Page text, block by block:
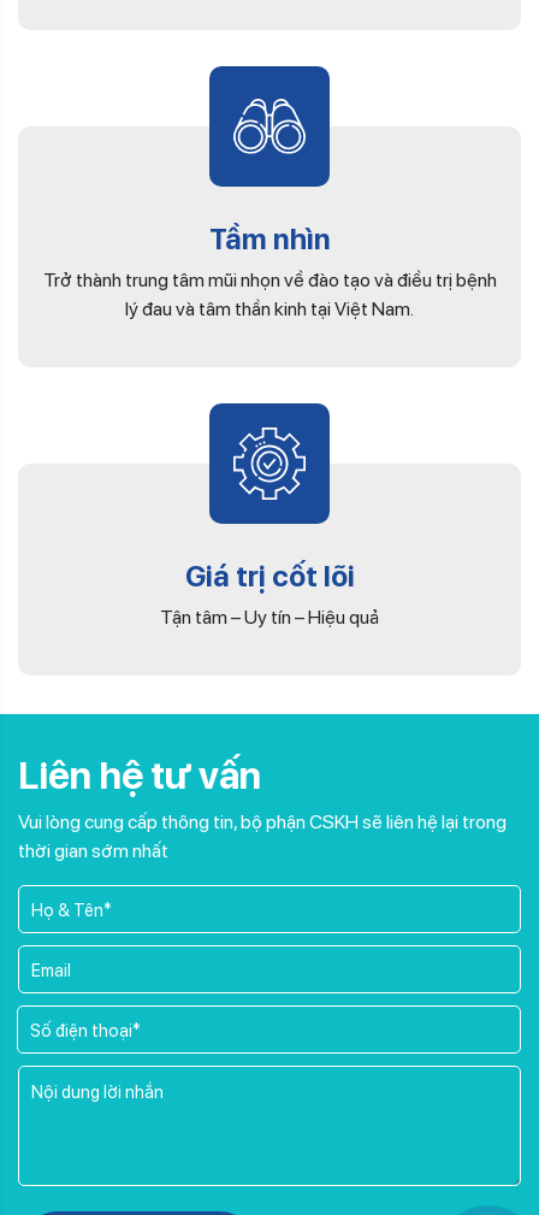
Tầm nhìn
Trở thành trung tâm mũi nhọn về đào tạo và điều trị bệnh
lý đau và tâm thần kinh tại Việt Nam.
Giá trị cốt lõi
Tận tâm – Uy tín – Hiệu quả
Liên hệ tư vấn
Vui lòng cung cấp thông tin, bộ phận CSKH sẽ liên hệ lại trong
thời gian sớm nhất